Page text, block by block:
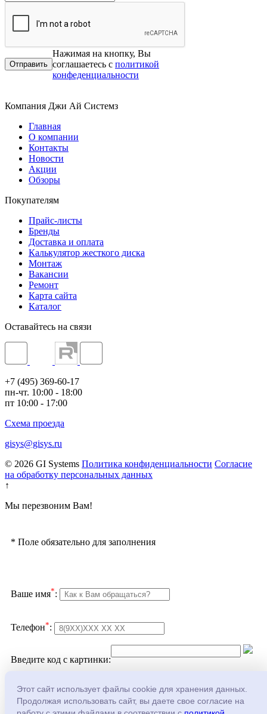
Нажимая на кнопку, Вы
соглашаетесь с политикой
конфеденциальности
Компания Джи Ай Системз
Главная
О компании
Контакты
Новости
Акции
Обзоры
Покупателям
Прайс-листы
Бренды
Доставка и оплата
Калькулятор жесткого диска
Монтаж
Вакансии
Ремонт
Карта сайта
Каталог
Оставайтесь на связи
+7 (495) 369-60-17
пн-чт. 10:00 - 18:00
пт 10:00 - 17:00
Схема проезда
gisys@gisys.ru
© 2026 GI Systems Политика конфиденциальности Согласие
на обработку персональных данных
Этот сайт использует файлы cookie для хранения данных.
Продолжая использовать сайт, вы даете свое согласие на
↑
Мы перезвоним Вам!
* Поле обязательно для заполнения
Ваше имя*:
Телефон*:
Введите код с картинки:
конфеденциальностииобработкой персональных
данных